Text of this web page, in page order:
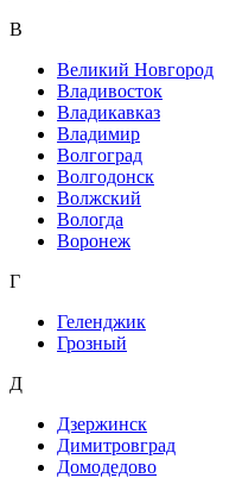
В
Великий Новгород
Владивосток
Владикавказ
Владимир
Волгоград
Волгодонск
Волжский
Вологда
Воронеж
Г
Геленджик
Грозный
Д
Дзержинск
Димитровград
Домодедово